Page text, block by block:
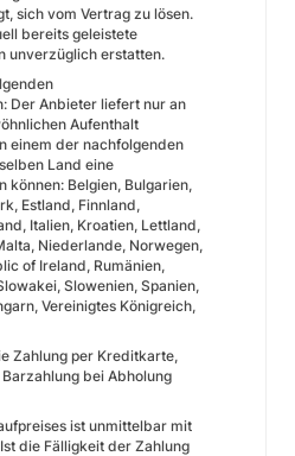
sich vom Vertrag zu lösen.
bereits geleistete
unverzüglich erstatten.
Der Anbieter liefert nur an
Aufenthalt
einem der nachfolgenden
Land eine
können: Belgien, Bulgarien,
Estland, Finnland,
Italien, Kroatien, Lettland,
Niederlande, Norwegen,
of Ireland, Rumänien,
Slowenien, Spanien,
Vereinigtes Königreich,
Zahlung per Kreditkarte,
bei Abholung
ist unmittelbar mit
die Fälligkeit der Zahlung